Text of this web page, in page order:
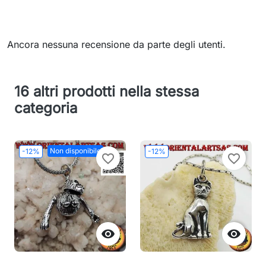
Ancora nessuna recensione da parte degli utenti.
16 altri prodotti nella stessa
categoria
-12% Non disponibile

favorite_border
-12%

favorite_border